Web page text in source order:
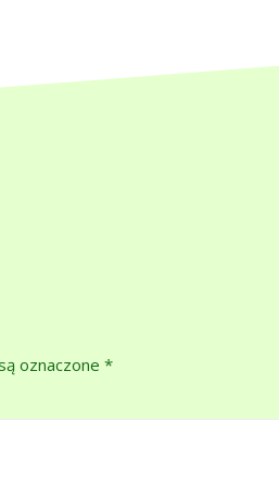
oznaczone *